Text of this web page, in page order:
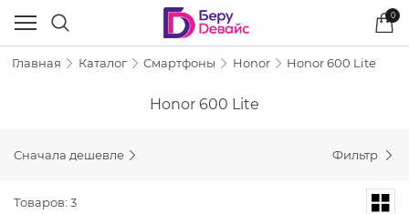
0
Главная Каталог Смартфоны Honor Honor 600 Lite
Honor 600 Lite
Сначала дешевле Фильтр
Товаров: 3